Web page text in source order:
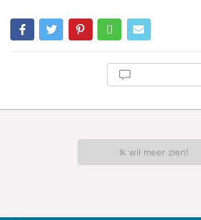
Ik wil meer zien!